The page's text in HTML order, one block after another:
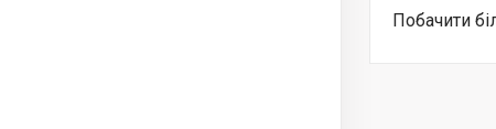
Побачити